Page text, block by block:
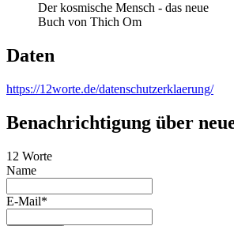
Der kosmische Mensch - das neue
Buch von Thich Om
Daten
https://12worte.de/datenschutzerklaerung/
Benachrichtigung über
12 Worte
Name
E-Mail*